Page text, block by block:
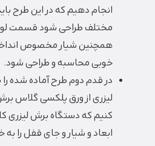
انجام دهیم که در این طرح
مختلف طراحی شود قسمت
همچنین شیار مخصوص
خوبی محاسبه و طراحی شود.
در قدم دوم طرح آماده شده
لیزری از ورق پلکسی گلاس
کنیم که دستگاه برش لیزری
ابعاد و شیار و جای قفل را